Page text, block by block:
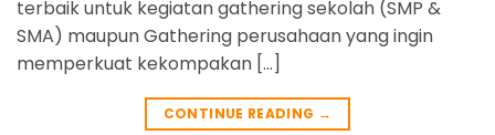
terbaik untuk kegiatan gathering sekolah (SMP &
SMA) maupun Gathering perusahaan yang ingin
memperkuat kekompakan […]
CONTINUE READING →